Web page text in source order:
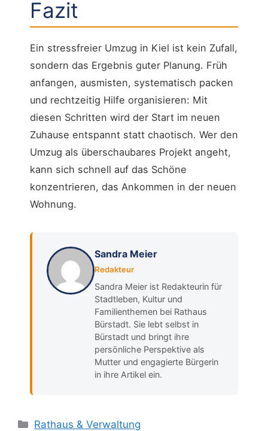
Fazit
Ein stressfreier Umzug in Kiel ist kein Zufall,
sondern das Ergebnis guter Planung. Früh
anfangen, ausmisten, systematisch packen
und rechtzeitig Hilfe organisieren: Mit
diesen Schritten wird der Start im neuen
Zuhause entspannt statt chaotisch. Wer den
Umzug als überschaubares Projekt angeht,
kann sich schnell auf das Schöne
konzentrieren, das Ankommen in der neuen
Wohnung.
Sandra Meier
Redakteur
Sandra Meier ist Redakteurin für
Stadtleben, Kultur und
Familienthemen bei Rathaus
Bürstadt. Sie lebt selbst in
Bürstadt und bringt ihre
persönliche Perspektive als
Mutter und engagierte Bürgerin
in ihre Artikel ein.
Kategorien
Rathaus & Verwaltung